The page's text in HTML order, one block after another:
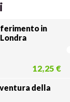
in
12,25 €
della